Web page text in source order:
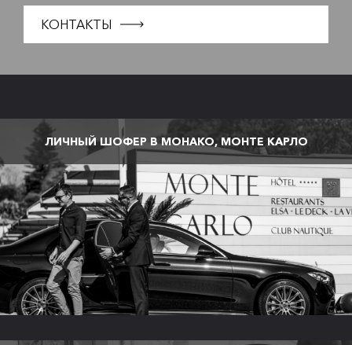
КОНТАКТЫ
ЛИЧНЫЙ ШОФЕР В МОНАКО, МОНТЕ КАРЛО